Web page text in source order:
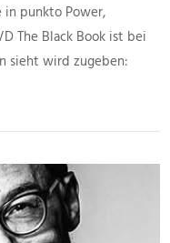
in punkto Power,
The Black Book ist bei
sieht wird zugeben: